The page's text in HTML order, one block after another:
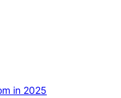
in 2025